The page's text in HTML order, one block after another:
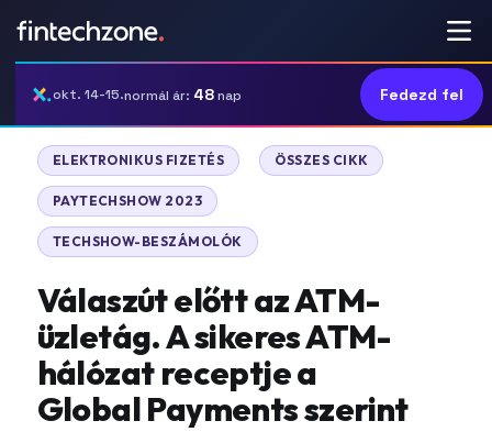
okt. 14-15.normál ár: 48nap Fedezd fel
ELEKTRONIKUS FIZETÉS | ÖSSZES CIKK
PAYTECHSHOW 2023
TECHSHOW-BESZÁMOLÓK
Válaszút előtt az ATM-
üzletág. A sikeres ATM-
hálózat receptje a
Global Payments szerint